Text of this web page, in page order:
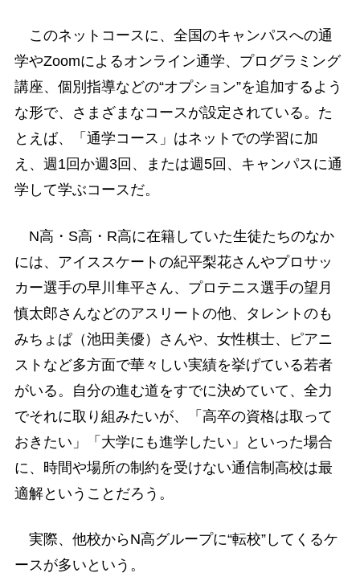
このネットコースに、全国のキャンパスへの通
学やZoomによるオンライン通学、プログラミング
講座、個別指導などの“オプション”を追加するよう
な形で、さまざまなコースが設定されている。た
とえば、「通学コース」はネットでの学習に加
え、週1回か週3回、または週5回、キャンパスに通
学して学ぶコースだ。
N高・S高・R高に在籍していた生徒たちのなか
には、アイススケートの紀平梨花さんやプロサッ
カー選手の早川隼平さん、プロテニス選手の望月
慎太郎さんなどのアスリートの他、タレントのも
みちょぱ（池田美優）さんや、女性棋士、ピアニ
ストなど多方面で華々しい実績を挙げている若者
がいる。自分の進む道をすでに決めていて、全力
でそれに取り組みたいが、「高卒の資格は取って
おきたい」「大学にも進学したい」といった場合
に、時間や場所の制約を受けない通信制高校は最
適解ということだろう。
実際、他校からN高グループに“転校”してくるケ
ースが多いという。